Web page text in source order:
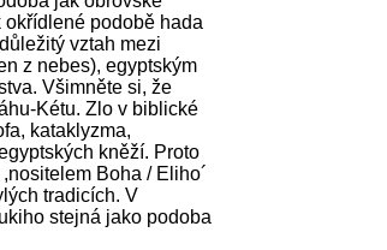
podobě hada
vztah mezi
z nebes), egyptským
Všimněte si, že
Kétu. Zlo v biblické
kataklyzma,
kněží. Proto
Boha / Eliho´
tradicích. V
stejná jako podoba